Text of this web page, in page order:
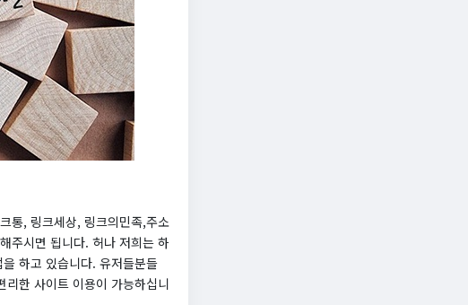
통, 링크세상, 링크의민족,주소
주시면 됩니다. 허나 저희는 하
하고 있습니다. 유저들분들
한 사이트 이용이 가능하십니